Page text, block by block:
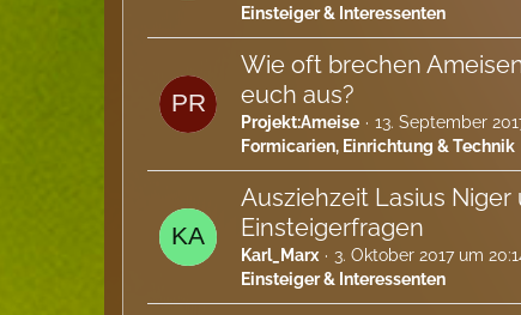
Einsteiger & Interessenten
Wie oft brechen
euch aus?
Projekt:Ameise
13. September
Formicarien, Einrichtung & Technik
Ausziehzeit Lasius Niger
Einsteigerfragen
Karl_Marx
3. Oktober 2017 um
Einsteiger & Interessenten